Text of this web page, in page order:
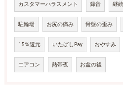
カスタマーハラスメント 録音 継続
駐輪場 お尻の痛み 骨盤の歪み
15％還元 いたばしPay おやすみ
エアコン 熱帯夜 お盆の後